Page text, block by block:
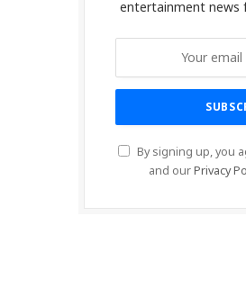
entertainment news
By signing up, you
and ourPrivacy